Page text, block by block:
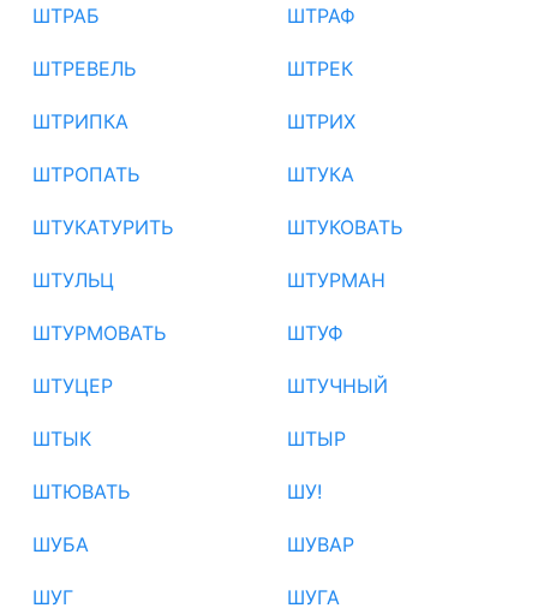
ШТРАБ ШТРАФ
ШТРЕВЕЛЬ ШТРЕК
ШТРИПКА ШТРИХ
ШТРОПАТЬ ШТУКА
ШТУКАТУРИТЬ ШТУКОВАТЬ
ШТУЛЬЦ ШТУРМАН
ШТУРМОВАТЬ ШТУФ
ШТУЦЕР ШТУЧНЫЙ
ШТЫК ШТЫР
ШТЮВАТЬ ШУ!
ШУБА ШУВАР
ШУГ ШУГА